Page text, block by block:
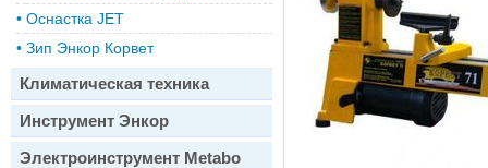
• Оснастка JET
• Зип Энкор Корвет
Климатическая техника
Инструмент Энкор
Электроинструмент Metabo